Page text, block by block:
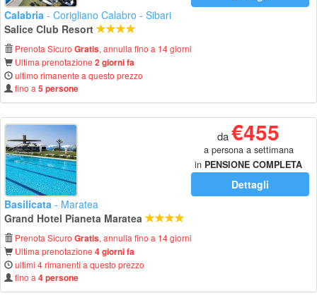
Calabria - Corigliano Calabro - Sibari
Salice Club Resort
Prenota Sicuro Gratis, annulla fino a 14 giorni
Ultima prenotazione 2 giorni fa
ultimo rimanente a questo prezzo
fino a 5 persone
da€455
a persona a settimana
in PENSIONE COMPLETA
Dettagli
Basilicata - Maratea
Grand Hotel Pianeta Maratea
Prenota Sicuro Gratis, annulla fino a 14 giorni
Ultima prenotazione 4 giorni fa
ultimi 4 rimanenti a questo prezzo
fino a 4 persone